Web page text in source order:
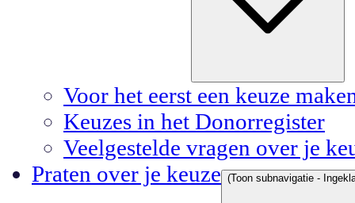
Voor het eerst een keuze
Keuzes in het Donorregister
Veelgestelde vragen over je
Praten over je keuze (Toon subnavigatie -